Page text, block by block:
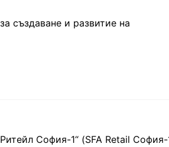
създаване и развитие на
София-1“ (SFA Retail София-